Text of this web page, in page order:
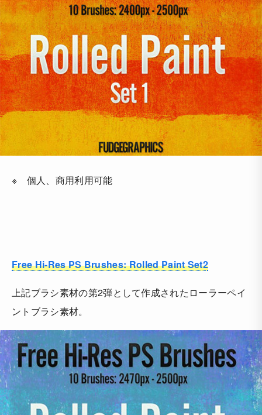
※ 個人、商用利用可能
Free Hi-Res PS Brushes: Rolled Paint Set2
上記ブラシ素材の第2弾として作成されたローラーペイ
ントブラシ素材。